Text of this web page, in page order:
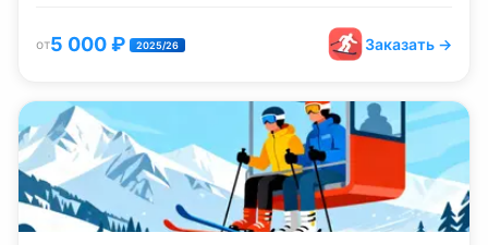
от5 000₽ 2025/26 Заказать →